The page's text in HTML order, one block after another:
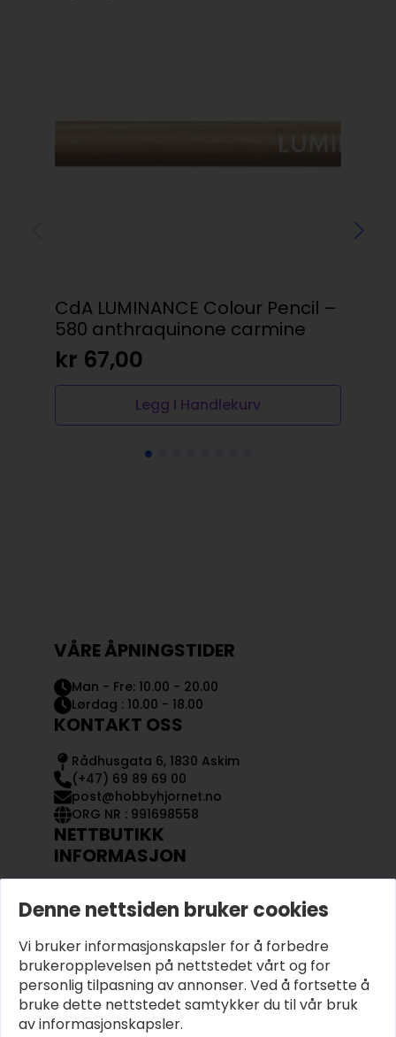
CdA LUMINANCE Colour Pencil –
580 anthraquinone carmine
kr 67,00
Legg I Handlekurv
VÅRE ÅPNINGSTIDER
Man - Fre: 10.00 - 20.00
Lørdag : 10.00 - 18.00
KONTAKT OSS
Rådhusgata 6, 1830 Askim
(+47) 69 89 69 00
post@hobbyhjornet.no
ORG NR : 991698558
NETTBUTIKK
INFORMASJON
OM OSS
KJØPSVILKÅR OG BETINGELSER
PERSONVERN
Denne nettsiden bruker cookies
Vi bruker informasjonskapsler for å forbedre
brukeropplevelsen på nettstedet vårt og for
personlig tilpasning av annonser. Ved å fortsette å
bruke dette nettstedet samtykker du til vår bruk
av informasjonskapsler.